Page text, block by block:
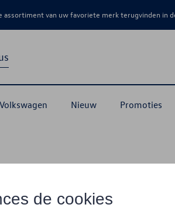
van uw favoriete merk terugvinden in
Nieuw Promoties